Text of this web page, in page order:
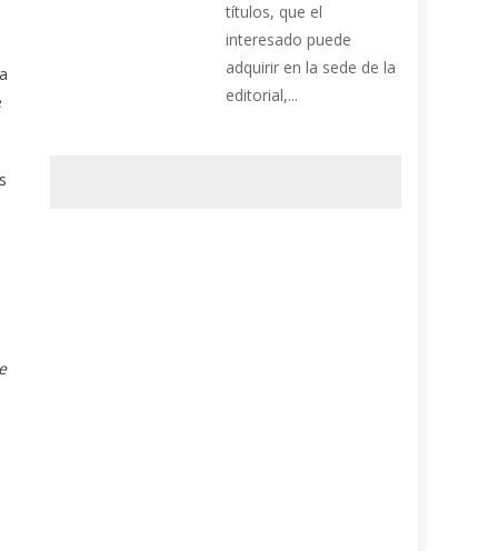
títulos, que el
interesado puede
adquirir en la sede de la
editorial,...